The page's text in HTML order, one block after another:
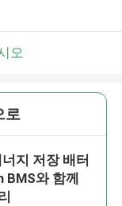
오
로
지 저장 배터
와 함께